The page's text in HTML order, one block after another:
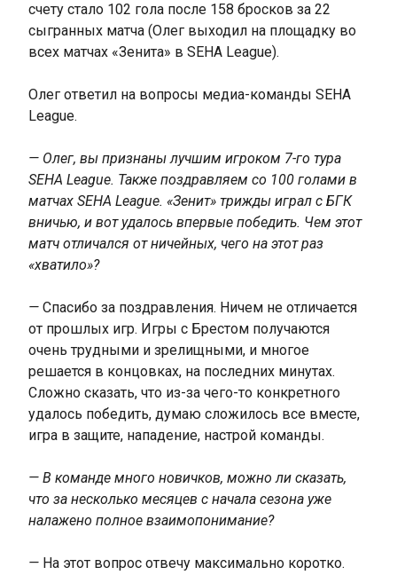
счету стало 102 гола после 158 бросков за 22
сыгранных матча (Олег выходил на площадку во
всех матчах «Зенита» в SEHA League).
Олег ответил на вопросы медиа-команды SEHA
League.
— Олег, вы признаны лучшим игроком 7-го тура
SEHA League. Также поздравляем со 100 голами в
матчах SEHA League. «Зенит» трижды играл с БГК
вничью, и вот удалось впервые победить. Чем этот
матч отличался от ничейных, чего на этот раз
«хватило»?
— Спасибо за поздравления. Ничем не отличается
от прошлых игр. Игры с Брестом получаются
очень трудными и зрелищными, и многое
решается в концовках, на последних минутах.
Сложно сказать, что из-за чего-то конкретного
удалось победить, думаю сложилось все вместе,
игра в защите, нападение, настрой команды.
— В команде много новичков, можно ли сказать,
что за несколько месяцев с начала сезона уже
налажено полное взаимопонимание?
— На этот вопрос отвечу максимально коротко.